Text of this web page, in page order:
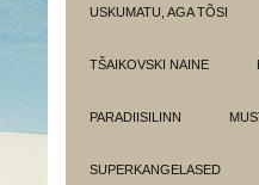
USKUMATU, AGA TÕSI
TŠAIKOVSKI NAINE
PARADIISILINN
SUPERKANGELASED